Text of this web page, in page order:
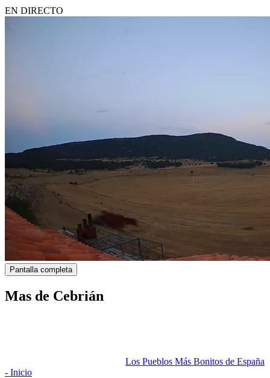
EN DIRECTO
Pantalla completa
Mas de Cebrián
Los Pueblos Más Bonitos de España
- Inicio